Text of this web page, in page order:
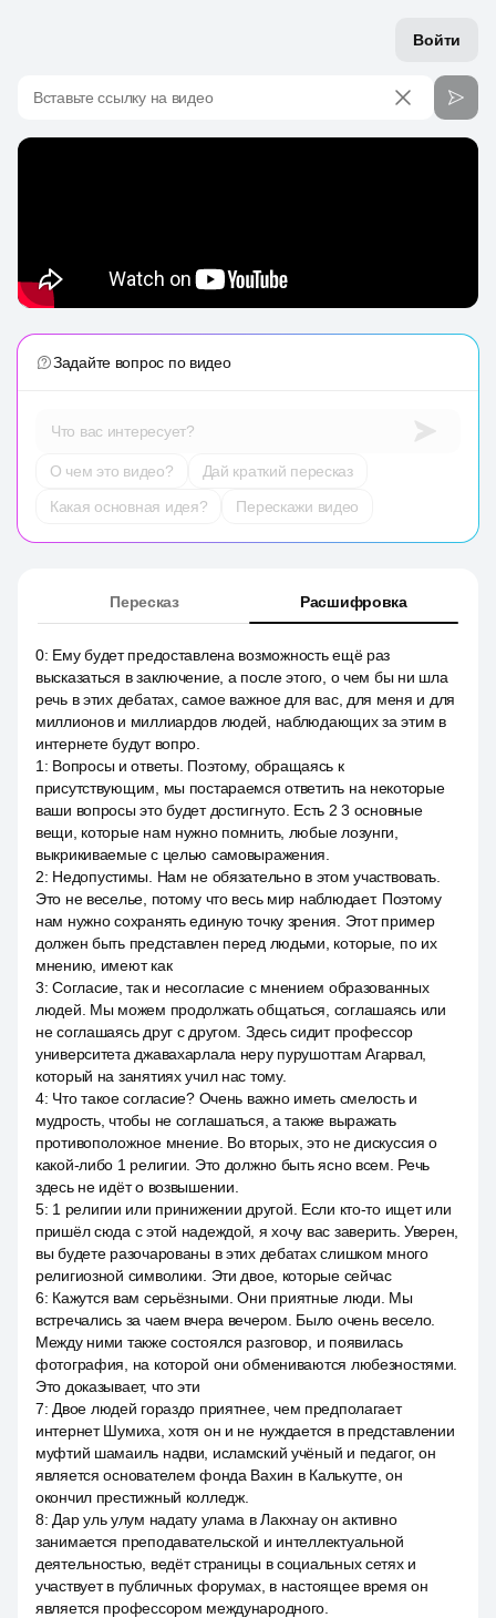
Войти
Вставьте ссылку на видео
Задайте вопрос по видео
Что вас интересует?
О чем это видео?
Дай краткий пересказ
Какая основная идея?
Перескажи видео
Пересказ Расшифровка
0: Ему будет предоставлена возможность ещё раз
высказаться в заключение, а после этого, о чем бы ни шла
речь в этих дебатах, самое важное для вас, для меня и для
миллионов и миллиардов людей, наблюдающих за этим в
интернете будут вопро.
1 : Вопросы и ответы. Поэтому, обращаясь к
присутствующим, мы постараемся ответить на некоторые
ваши вопросы это будет достигнуто. Есть 2 3 основные
вещи, которые нам нужно помнить, любые лозунги,
выкрикиваемые с целью самовыражения.
2: Недопустимы. Нам не обязательно в этом участвовать.
Это не веселье, потому что весь мир наблюдает. Поэтому
нам нужно сохранять единую точку зрения. Этот пример
должен быть представлен перед людьми, которые, по их
мнению, имеют как
3:Согласие, так и несогласие с мнением образованных
людей. Мы можем продолжать общаться, соглашаясь или
не соглашаясь друг с другом. Здесь сидит профессор
университета джавахарлала неру пурушоттам Агарвал,
который на занятиях учил нас тому.
4: Что такое согласие? Очень важно иметь смелость и
мудрость, чтобы не соглашаться, а также выражать
противоположное мнение. Во вторых, это не дискуссия о
какой-либо 1 религии. Это должно быть ясно всем. Речь
здесь не идёт о возвышении.
5: 1 религии или принижении другой. Если кто-то ищет или
пришёл сюда с этой надеждой, я хочу вас заверить. Уверен,
вы будете разочарованы в этих дебатах слишком много
религиозной символики. Эти двое, которые сейчас
6: Кажутся вам серьёзными. Они приятные люди. Мы
встречались за чаем вчера вечером. Было очень весело.
Между ними также состоялся разговор, и появилась
фотография, на которой они обмениваются любезностями.
Это доказывает, что эти
7: Двое людей гораздо приятнее, чем предполагает
интернет Шумиха, хотя он и не нуждается в представлении
муфтий шамаиль надви, исламский учёный и педагог, он
является основателем фонда Вахин в Калькутте, он
окончил престижный колледж.
8: Дар уль улум надату улама в Лакхнау он активно
занимается преподавательской и интеллектуальной
деятельностью, ведёт страницы в социальных сетях и
участвует в публичных форумах, в настоящее время он
является профессором международного.